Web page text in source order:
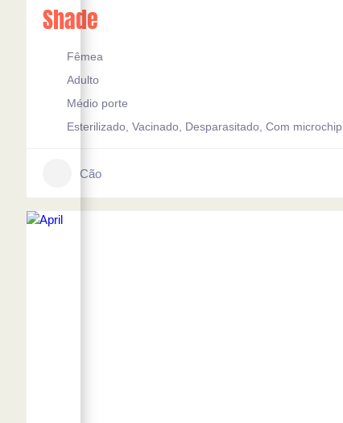
Shade
Fêmea
Adulto
Médio porte
Esterilizado, Vacinado, Desparasitado, Com microchip
Cão